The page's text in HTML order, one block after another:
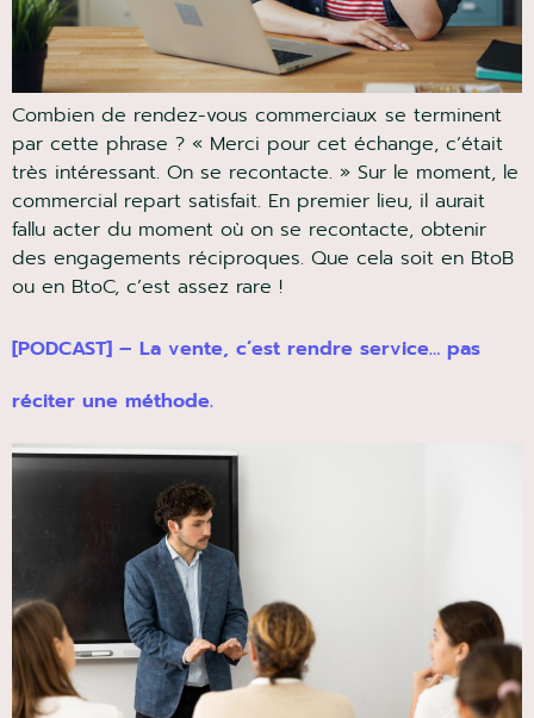
Combien de rendez-vous commerciaux se terminent
par cette phrase ? « Merci pour cet échange, c’était
très intéressant. On se recontacte. » Sur le moment,
le commercial repart satisfait. En premier lieu, il aurait
fallu acter du moment où on se recontacte, obtenir
des engagements réciproques. Que cela soit en BtoB
ou en BtoC, c’est assez rare !
[PODCAST] – La vente, c’est rendre service… pas
réciter une méthode.